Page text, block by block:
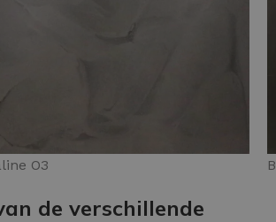
O3
de verschillende